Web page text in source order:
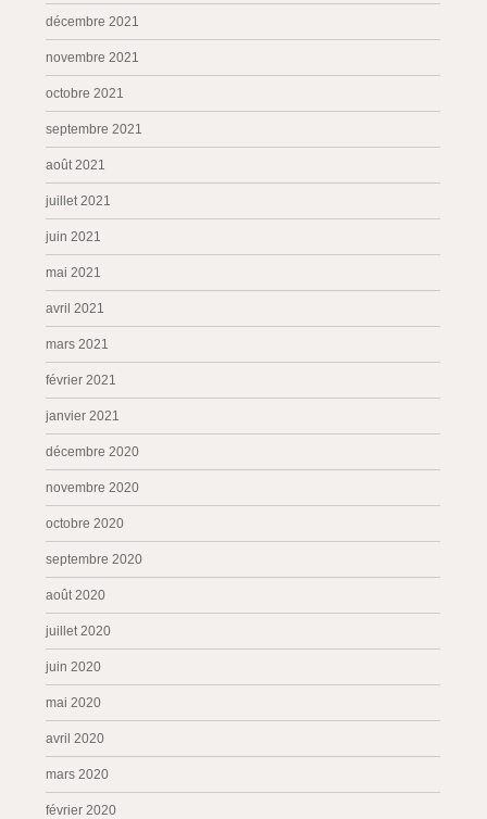
décembre 2021
novembre 2021
octobre 2021
septembre 2021
août 2021
juillet 2021
juin 2021
mai 2021
avril 2021
mars 2021
février 2021
janvier 2021
décembre 2020
novembre 2020
octobre 2020
septembre 2020
août 2020
juillet 2020
juin 2020
mai 2020
avril 2020
mars 2020
février 2020